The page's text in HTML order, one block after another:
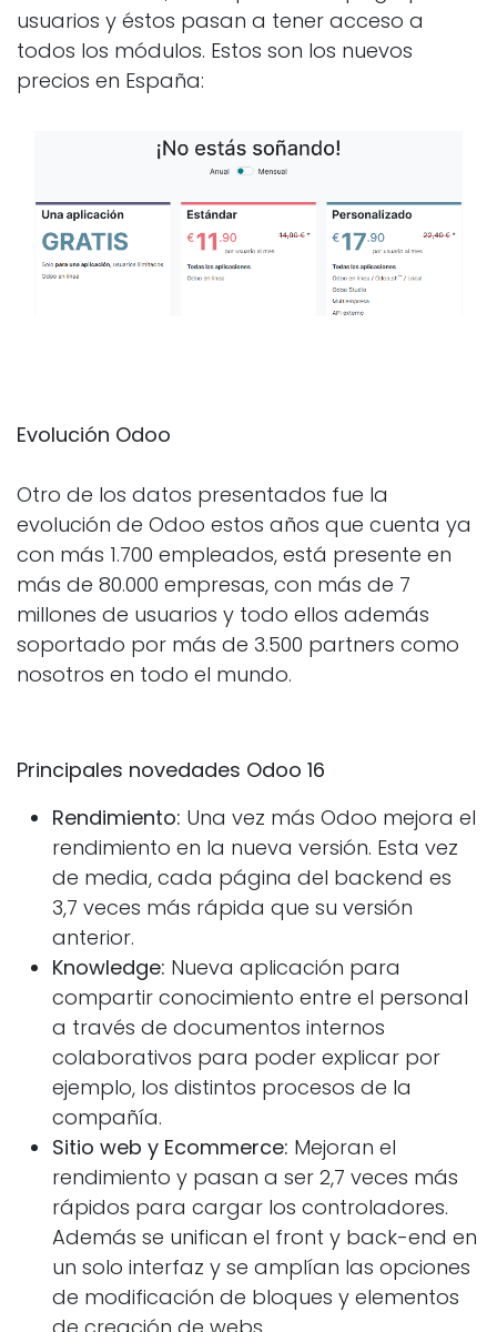
usuarios y éstos pasan a tener acceso a
todos los módulos. Estos son los nuevos
precios en España:
Evolución Odoo
Otro de los datos presentados fue la
evolución de Odoo estos años que cuenta ya
con más 1.700 empleados, está presente en
más de 80.000 empresas, con más de 7
millones de usuarios y todo ellos además
soportado por más de 3.500 partners como
nosotros en todo el mundo.
Principales novedades Odoo 16
Rendimiento: Una vez más Odoo mejora el
rendimiento en la nueva versión. Esta vez
de media, cada página del backend es
3,7 veces más rápida que su versión
anterior.
Knowledge: Nueva aplicación para
compartir conocimiento entre el personal
a través de documentos internos
colaborativos para poder explicar por
ejemplo, los distintos procesos de la
compañía.
Sitio web y Ecommerce: Mejoran el
rendimiento y pasan a ser 2,7 veces más
rápidos para cargar los controladores.
Además se unifican el front y back-end en
un solo interfaz y se amplían las opciones
de modificación de bloques y elementos